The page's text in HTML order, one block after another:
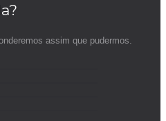
assim que pudermos.